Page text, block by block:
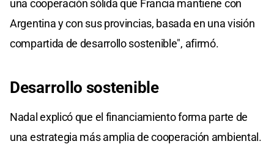
una cooperación sólida que Francia mantiene con
Argentina y con sus provincias, basada en una visión
compartida de desarrollo sostenible", afirmó.
Desarrollo sostenible
Nadal explicó que el financiamiento forma parte de
una estrategia más amplia de cooperación ambiental.